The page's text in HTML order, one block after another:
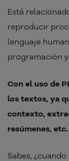
Está
reproducir
lenguaje
programación
Con el uso de
los textos, ya
contexto,
resúmenes, etc.
Sabes,